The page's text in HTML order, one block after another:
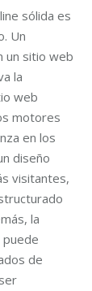
sólida es
Un
un sitio web
la
web
motores
en los
diseño
visitantes,
la
puede
de